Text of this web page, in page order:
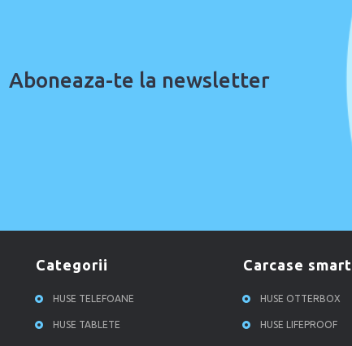
Aboneaza-te la newsletter
categorii
HUSE TELEFOANE
HUSE TABLETE
carcase smart
HUSE OTTERBOX
HUSE LIFEPROOF